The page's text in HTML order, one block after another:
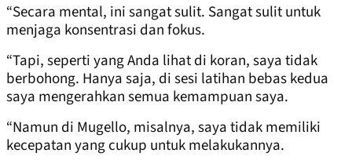
“Secara mental, ini sangat sulit. Sangat sulit untuk
menjaga konsentrasi dan fokus.
“Tapi, seperti yang Anda lihat di koran, saya tidak
berbohong. Hanya saja, di sesi latihan bebas kedua
saya mengerahkan semua kemampuan saya.
“Namun di Mugello, misalnya, saya tidak memiliki
kecepatan yang cukup untuk melakukannya.